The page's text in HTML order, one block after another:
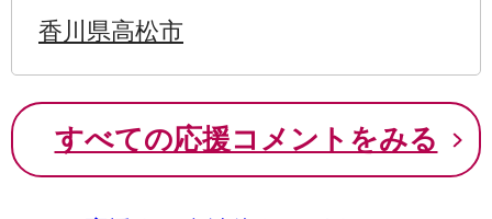
香川県高松市
すべての応援コメントをみる